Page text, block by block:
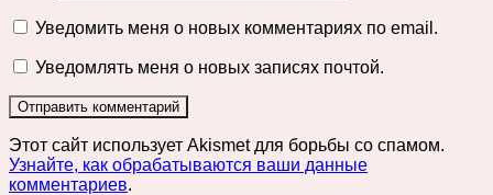
Уведомить меня о новых комментариях по email.
Уведомлять меня о новых записях почтой.
Этот сайт использует Akismet для борьбы со спамом.
Узнайте, как обрабатываются ваши данные
комментариев.